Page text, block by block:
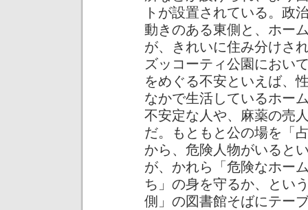
トが設置されている。政
動きのある東側と、ホー
が、きれいに住み分けさ
ズッコーティ公園におい
をめぐる不安といえば、
なかで生活しているホー
不安定な人や、麻薬の売
だ。もともと公の場を「
から、危険人物がいると
が、かれら「危険なホー
ち」の身を守るか、とい
側」の図書館そばにテー